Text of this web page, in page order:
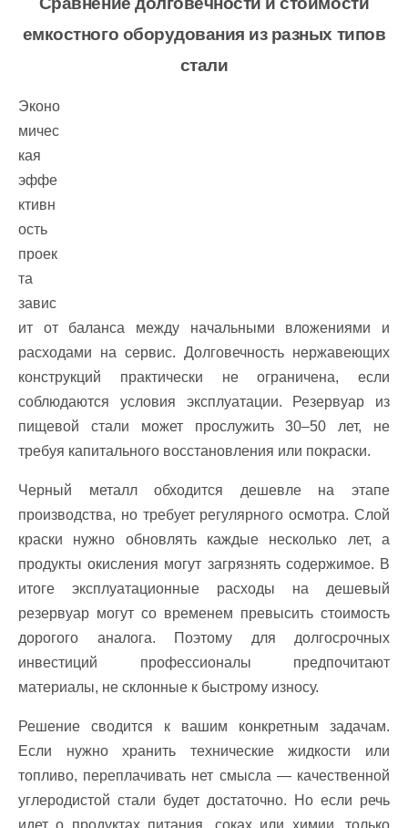
емкостного оборудования из разных типов
стали
Эконо
мичес
кая
эффе
ктивн
ость
проек
та
завис
ит от баланса между начальными вложениями и
расходами на сервис. Долговечность нержавеющих
конструкций практически не ограничена, если
соблюдаются условия эксплуатации. Резервуар из
пищевой стали может прослужить 30–50 лет, не
требуя капитального восстановления или покраски.
Черный металл обходится дешевле на этапе
производства, но требует регулярного осмотра. Слой
краски нужно обновлять каждые несколько лет, а
продукты окисления могут загрязнять содержимое. В
итоге эксплуатационные расходы на дешевый
резервуар могут со временем превысить стоимость
дорогого аналога. Поэтому для долгосрочных
инвестиций профессионалы предпочитают
материалы, не склонные к быстрому износу.
Решение сводится к вашим конкретным задачам.
Если нужно хранить технические жидкости или
топливо, переплачивать нет смысла — качественной
углеродистой стали будет достаточно. Но если речь
идет о продуктах питания, соках или химии, только